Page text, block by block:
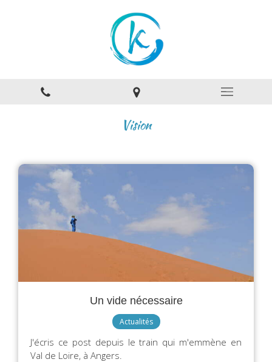
Vision
Un vide nécessaire
Actualités
J'écris ce post depuis le train qui m'emmène en
Val de Loire, à Angers.